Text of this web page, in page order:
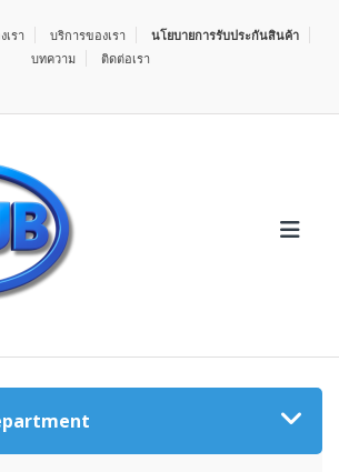
รา บริการของเรา
นโยบายการรับประกันสินค้า
บทความ
ติดต่อเรา